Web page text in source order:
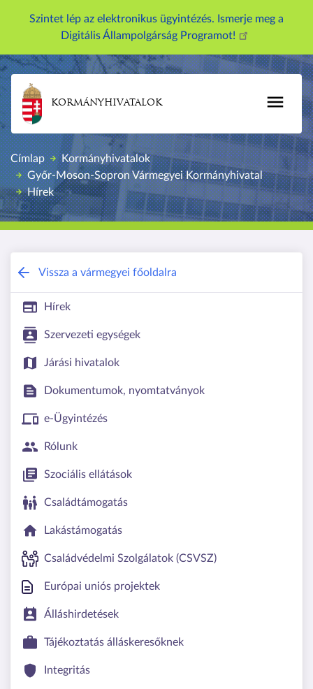
á
a
a
r
t
a
l
o
r
a
Szintet lép az elektronikus ügyintézés. Ismerje meg a
Digitális Állampolgárság Programot!
KORMÁNYHIVATALOK
Címlap
Kormányhivatalok
Győr-Moson-Sopron Vármegyei Kormányhivatal
Hírek
Győr-Moson-Sopron Vármegyei
Vissza a vármegyei főoldalra
Hírek
Szervezeti egységek
Járási hivatalok
Dokumentumok, nyomtatványok
e-Ügyintézés
Rólunk
Szociális ellátások
Családtámogatás
Lakástámogatás
Családvédelmi Szolgálatok (CSVSZ)
Európai uniós projektek
Álláshirdetések
Tájékoztatás álláskeresőknek
Integritás